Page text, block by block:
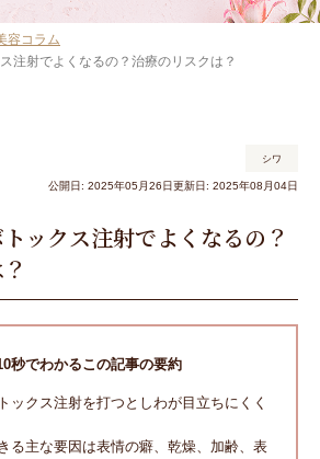
容コラム
注射でよくなるの？治療のリスクは？
シワ
公開日: 2025年05月26日更新日: 2025年08月04日
ックス注射でよくなるの？
秒でわかるこの記事の要約
ックス注射を打つとしわが目立ちにくく
る主な要因は表情の癖、乾燥、加齢、表